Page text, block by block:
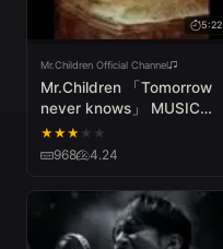
5:22
Mr.Children Official Channel
Mr.Children 「Tomorrow
never knows」 MUSIC
VIDEO
★★★ ★ ★
968 4.24